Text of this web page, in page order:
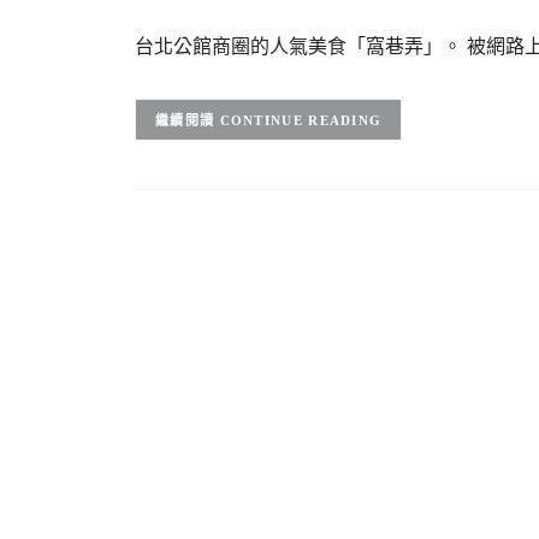
台北公館商圈的人氣美食「窩巷弄」。 被網路
CONTINUE READING